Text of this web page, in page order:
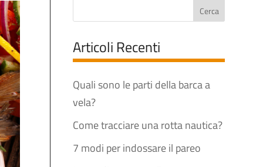
Articoli Recenti
Quali sono le parti della barca a
vela?
Come tracciare una rotta nautica?
7 modi per indossare il pareo